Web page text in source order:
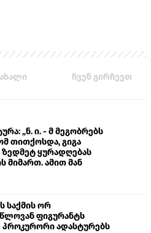
ახალი ჩვენ გირჩევთ
„ნ. ი. - მ მეგობრებს
თითქოსდა, გიგა
ზედმეტ ყურადღებას
მიმართ. ამით მან
გიგა ავალიანს“
საქმის ორ
ფიგურანტს
პროკურორი ადასტურებს